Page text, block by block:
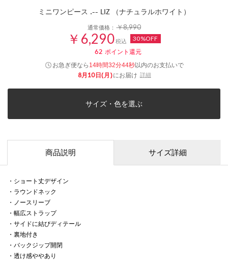
ミニワンピース .-- LIZ （ナチュラルホワイト）
通常価格：￥8,990
￥6,290税込 30%OFF
62 ポイント還元
お急ぎ便なら 14時間32分44秒以内のお支払いで
8月10日(月)にお届け 詳細
サイズ・色を選ぶ
商品説明 サイズ詳細
・ショート丈デザイン
・ラウンドネック
・ノースリーブ
・幅広ストラップ
・サイドに結びディテール
・裏地付き
・バックジップ開閉
・透け感ややあり